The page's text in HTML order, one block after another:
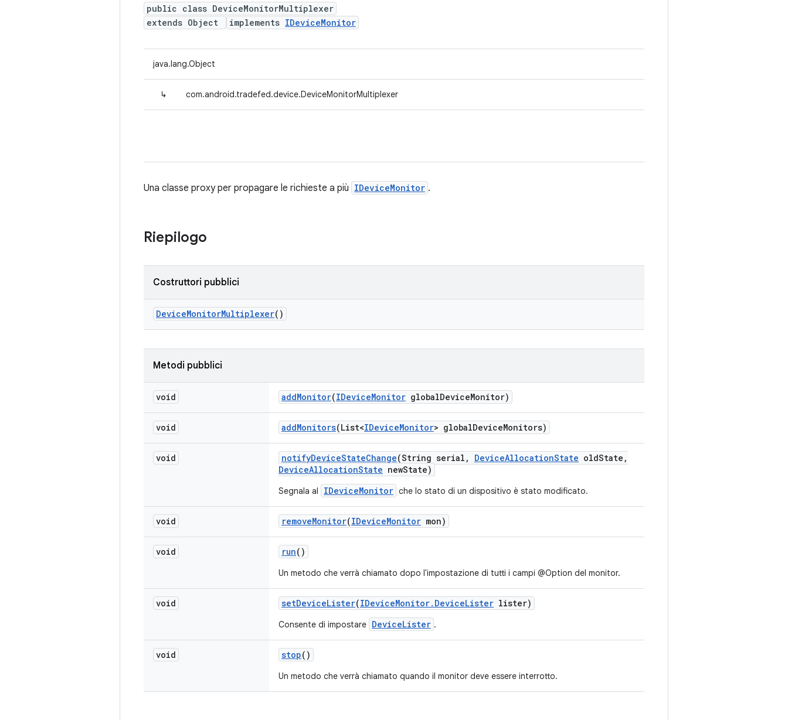
public class DeviceMonitorMultiplexer
extends Object
implements IDeviceMonitor
java.lang.Object
↳ com.android.tradefed.device.DeviceMonitorMultiplexer
Una classe proxy per propagare le richieste a più IDeviceMonitor .
Riepilogo
Costruttori pubblici
DeviceMonitorMultiplexer()
Metodi pubblici
void addMonitor(IDeviceMonitor globalDeviceMonitor)
void addMonitors(List<IDeviceMonitor> globalDeviceMonitors)
void notifyDeviceStateChange(String serial , DeviceAllocationState oldState ,
DeviceAllocationState newState)
Segnala al IDeviceMonitor che lo stato di un dispositivo è stato modificato.
void removeMonitor(IDeviceMonitor mon)
void run()
Un metodo che verrà chiamato dopo l'impostazione di tutti i campi @Option del monitor.
void setDeviceLister(IDeviceMonitor. DeviceLister lister)
Consente di impostare DeviceLister .
void stop()
Un metodo che verrà chiamato quando il monitor deve essere interrotto.